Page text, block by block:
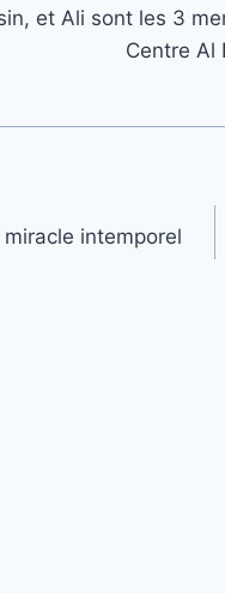
et Ali sont les 3
Centre Al
intemporel